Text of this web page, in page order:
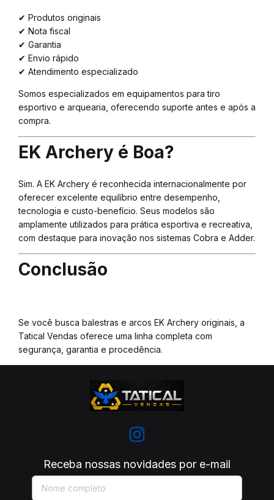
✔ Produtos originais
✔ Nota fiscal
✔ Garantia
✔ Envio rápido
✔ Atendimento especializado
Somos especializados em equipamentos para tiro
esportivo e arquearia, oferecendo suporte antes e após a
compra.
EK Archery é Boa?
Sim. A EK Archery é reconhecida internacionalmente por
oferecer excelente equilíbrio entre desempenho,
tecnologia e custo-benefício. Seus modelos são
amplamente utilizados para prática esportiva e recreativa,
com destaque para inovação nos sistemas Cobra e Adder.
Conclusão
Se você busca balestras e arcos EK Archery originais, a
Tatical Vendas oferece uma linha completa com
segurança, garantia e procedência.
Receba nossas novidades por e-mail